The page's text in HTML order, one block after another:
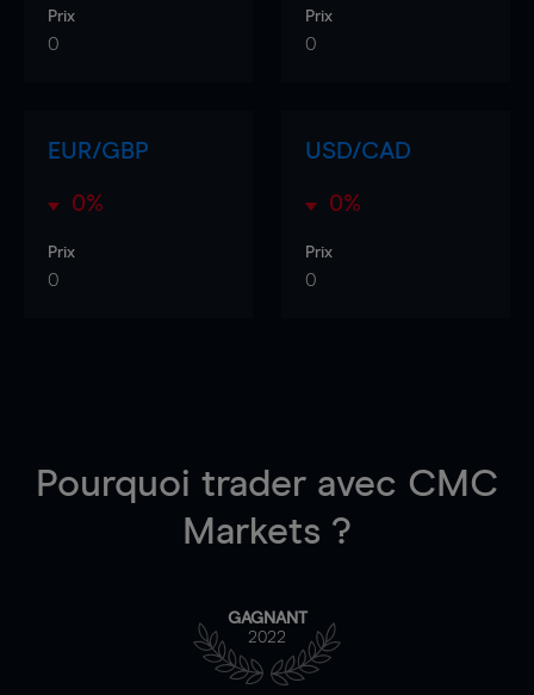
Prix
0
Prix
0
EUR/GBP
0%
Prix
0
USD/CAD
0%
Prix
0
Pourquoi trader avec CMC
Markets ?
GAGNANT
2022